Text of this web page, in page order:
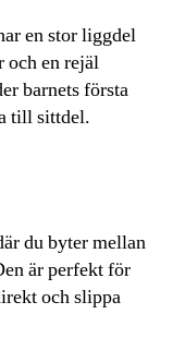
en stor liggdel
och en rejäl
barnets första
till sittdel.
du byter mellan
är perfekt för
och slippa